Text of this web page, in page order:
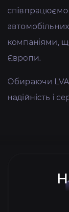
компаніями,
Європи.
Обираючи LVA
надійність і